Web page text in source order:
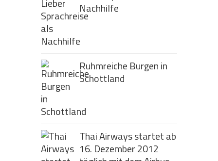
Nachhilfe
Ruhmreiche Burgen in
Schottland
Thai Airways startet ab
16. Dezember 2012